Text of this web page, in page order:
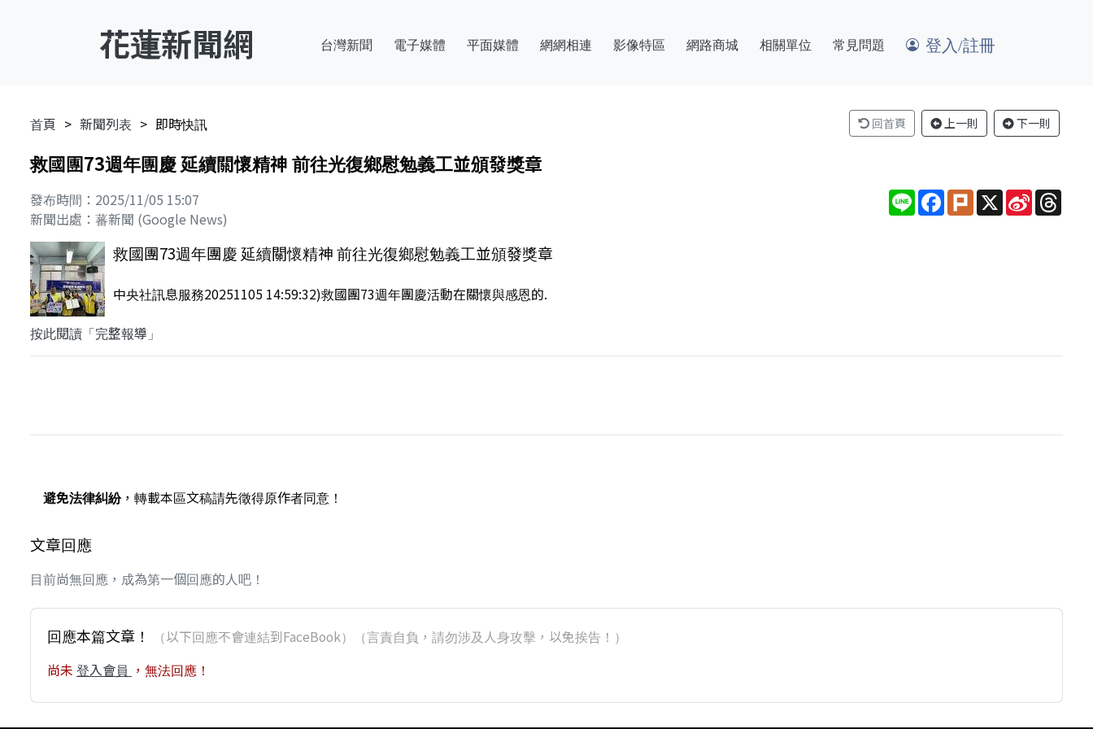
花蓮新聞網 台灣新聞 電子媒體 平面媒體 網網相連 影像特區 網路商城 相關單位 常見問題 登入/註冊
首頁 新聞列表 即時快訊 回首頁 上一則 下一則
救國團73週年團慶 延續關懷精神 前往光復鄉慰勉義工並頒發獎章
發布時間：2025/11/05 15:07
新聞出處：蕃新聞 (Google News)
Line Facebook
PlurkX Sina
Weibo
救國團73週年團慶 延續關懷精神 前往光復鄉慰勉義工並頒發獎章
中央社訊息服務20251105 14:59:32)救國團73週年團慶活動在關懷與感恩的.
按此閱讀「完整報導」
避免法律糾紛，轉載本區文稿請先徵得原作者同意！
文章回應
目前尚無回應，成為第一個回應的人吧！
回應本篇文章！ （以下回應不會連結到FaceBook）（言責自負，請勿涉及人身攻擊，以免挨告！）
尚未 登入會員 ，無法回應！